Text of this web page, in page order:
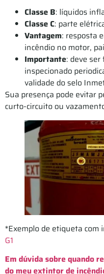
Classe B: líquidos
Classe C: parte
Vantagem: resposta
incêndio no motor,
Importante: deve
inspecionado
validade do selo
Sua presença pode evitar
curto-circuito ou
*Exemplo de etiqueta com
G1
Em dúvida sobre quando
do meu extintor de